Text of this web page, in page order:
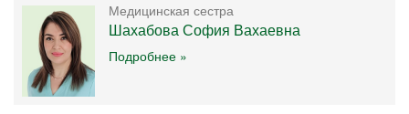
Медицинская сестра
Шахабова София Вахаевна
Подробнее »